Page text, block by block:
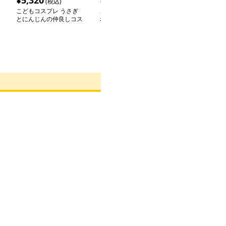
こどもコスプレ うさぎ
とにんじんの仲良しコス
こどもコスプレ ふわふ
わたまごの仮装セット